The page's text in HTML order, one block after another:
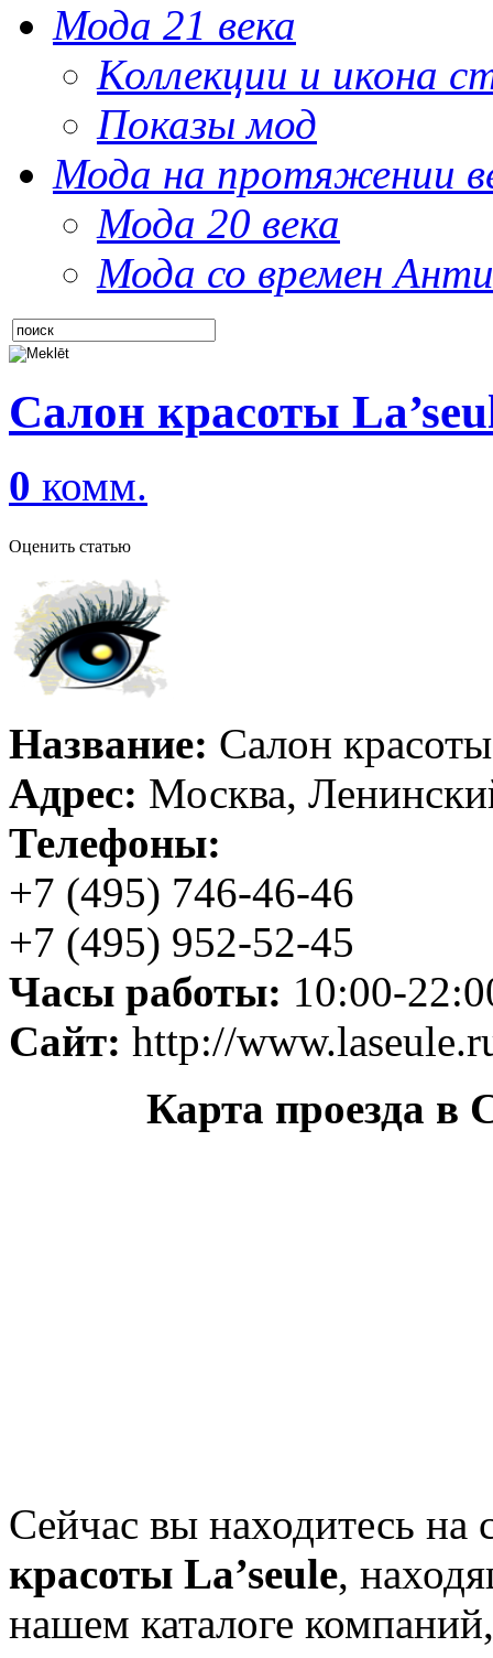
Мода 21 века
Коллекции и икона
Показы мод
Мода на протяжении
Мода 20 века
Мода со времен
Салон красоты
0 комм.
Оценить статью
Название: Салон
Адрес: Москва,
Телефоны:
+7 (495) 746-46-46
+7 (495) 952-52-45
Часы работы: 10:00-
Сайт: http://
Карта проезда в
Сейчас вы находитесь на
красоты La’seule,
нашем каталоге